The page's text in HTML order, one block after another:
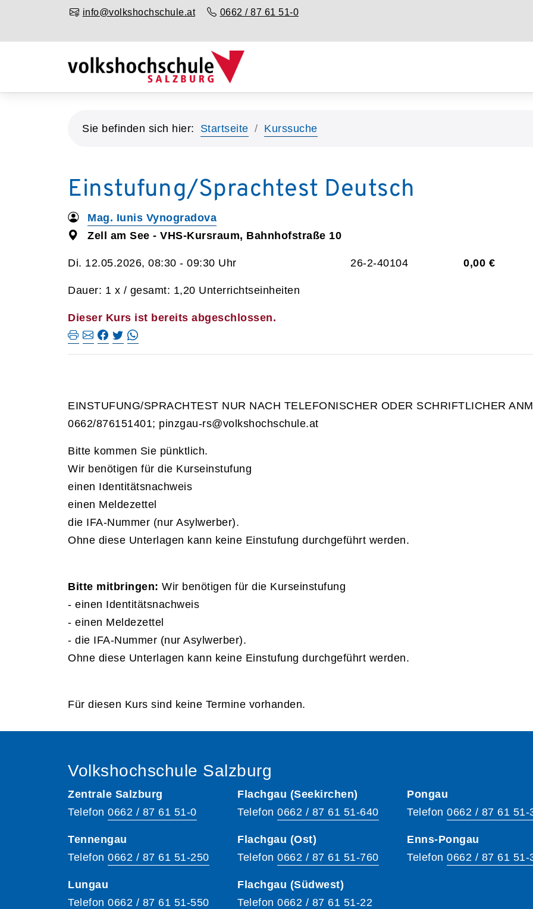
info@volkshochschule.at 0662 / 87 61 51-0
Sie befinden sich hier: Startseite Kurssuche
Einstufung/Sprachtest Deutsch
Mag. Iunis Vynogradova
Zell am See - VHS-Kursraum, Bahnhofstraße 10
Di. 12.05.2026, 08:30 - 09:30 Uhr 26-2-40104 0,00 €
Dauer: 1 x / gesamt: 1,20 Unterrichtseinheiten
Dieser Kurs ist bereits abgeschlossen.
EINSTUFUNG/SPRACHTEST NUR NACH TELEFONISCHER ODER SCHRIFTLICHER
0662/876151401; pinzgau-rs@volkshochschule.at
Bitte kommen Sie pünktlich.
Wir benötigen für die Kurseinstufung
einen Identitätsnachweis
einen Meldezettel
die IFA-Nummer (nur Asylwerber).
Ohne diese Unterlagen kann keine Einstufung durchgeführt werden.
Bitte mitbringen: Wir benötigen für die Kurseinstufung
- einen Identitätsnachweis
- einen Meldezettel
- die IFA-Nummer (nur Asylwerber).
Ohne diese Unterlagen kann keine Einstufung durchgeführt werden.
Für diesen Kurs sind keine Termine vorhanden.
Volkshochschule Salzburg
Zentrale Salzburg
Telefon 0662 / 87 61 51-0
Tennengau
Telefon 0662 / 87 61 51-250
Lungau
Telefon 0662 / 87 61 51-550
Flachgau (Seekirchen)
Telefon 0662 / 87 61 51-640
Flachgau (Ost)
Telefon 0662 / 87 61 51-760
Flachgau (Südwest)
Telefon 0662 / 87 61 51-22
Pongau
Telefon 0662 / 87 61 51-
Enns-Pongau
Telefon 0662 / 87 61 51-